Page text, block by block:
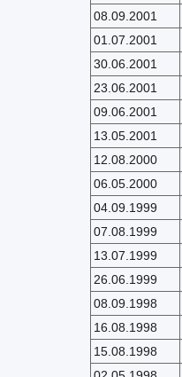
08.09.2001
01.07.2001
30.06.2001
23.06.2001
09.06.2001
13.05.2001
12.08.2000
06.05.2000
04.09.1999
07.08.1999
13.07.1999
26.06.1999
08.09.1998
16.08.1998
15.08.1998